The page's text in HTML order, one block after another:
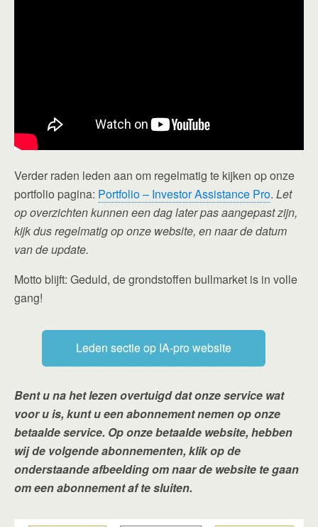
Verder raden leden aan om regelmatig te kijken op onze
portfolio pagina: Portfolio – Investor Assistance Pro. Let
op overzichten kunnen een dag later pas aangepast zijn,
kijk dus regelmatig op onze website, en naar de datum
van de update.
Motto blijft: Geduld, de grondstoffen bullmarket is in volle
gang!
Leden sectie op IA-pro website
Bent u na het lezen overtuigd dat onze service wat
voor u is, kunt u een abonnement nemen op onze
betaalde service. Op onze betaalde website, hebben
wij de volgende abonnementen, klik op de
onderstaande afbeelding om naar de website te gaan
om een abonnement af te sluiten.